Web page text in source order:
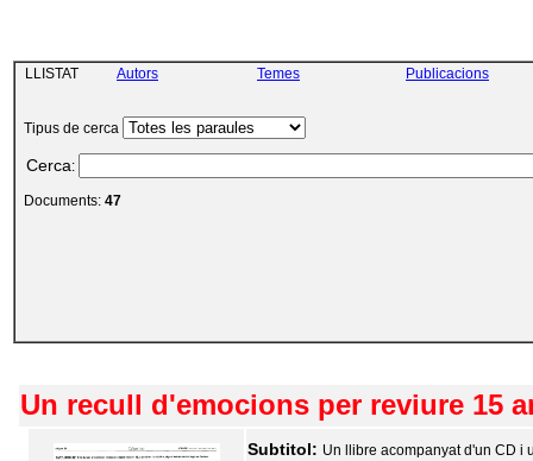
LLISTAT Autors Temes Publicacions
Tipus de cerca
Cerca:
Documents: 47
Un recull d'emocions per reviure 15
Subtitol: Un llibre acompanyat d'un CD i